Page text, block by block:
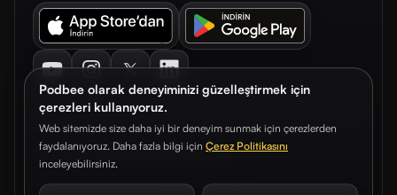
Podbee olarak deneyiminizi güzelleştirmek için
çerezleri kullanıyoruz.
Web sitemizde size daha iyi bir deneyim sunmak için çerezlerden
faydalanıyoruz. Daha fazla bilgi için Çerez Politikasını
inceleyebilirsiniz.
© 2026. Podbee Media. Tüm hakları saklıdır.